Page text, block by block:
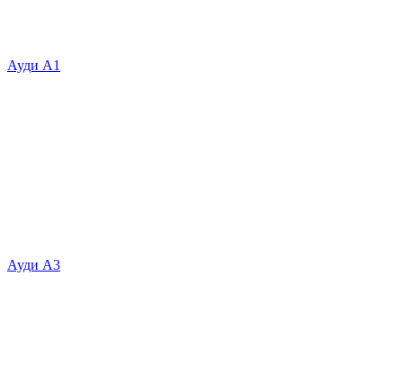
Ауди А1
Ауди А3